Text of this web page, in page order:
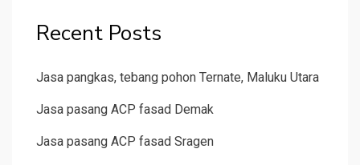
Recent Posts
Jasa pangkas, tebang pohon Ternate, Maluku Utara
Jasa pasang ACP fasad Demak
Jasa pasang ACP fasad Sragen